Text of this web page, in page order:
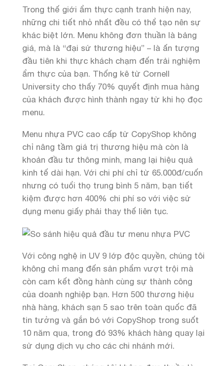
Trong thế giới ẩm thực cạnh tranh hiện nay,
những chi tiết nhỏ nhất đều có thể tạo nên sự
khác biệt lớn. Menu không đơn thuần là bảng
giá, mà là “đại sứ thương hiệu” – là ấn tượng
đầu tiên khi thực khách chạm đến trải nghiệm
ẩm thực của bạn. Thống kê từ Cornell
University cho thấy 70% quyết định mua hàng
của khách được hình thành ngay từ khi họ đọc
menu.
Menu nhựa PVC cao cấp từ CopyShop không
chỉ nâng tầm giá trị thương hiệu mà còn là
khoản đầu tư thông minh, mang lại hiệu quả
kinh tế dài hạn. Với chi phí chỉ từ 65.000đ/cuốn
nhưng có tuổi thọ trung bình 5 năm, bạn tiết
kiệm được hơn 400% chi phí so với việc sử
dụng menu giấy phải thay thế liên tục.
Với công nghệ in UV 9 lớp độc quyền, chúng tôi
không chỉ mang đến sản phẩm vượt trội mà
còn cam kết đồng hành cùng sự thành công
của doanh nghiệp bạn. Hơn 500 thương hiệu
nhà hàng, khách sạn 5 sao trên toàn quốc đã
tin tưởng và gắn bó với CopyShop trong suốt
10 năm qua, trong đó 93% khách hàng quay lại
sử dụng dịch vụ cho các chi nhánh mới.